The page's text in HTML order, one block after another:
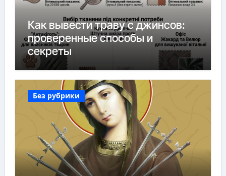
Как вывести траву с джинсов:
проверенные способы и
секреты
Без рубрики